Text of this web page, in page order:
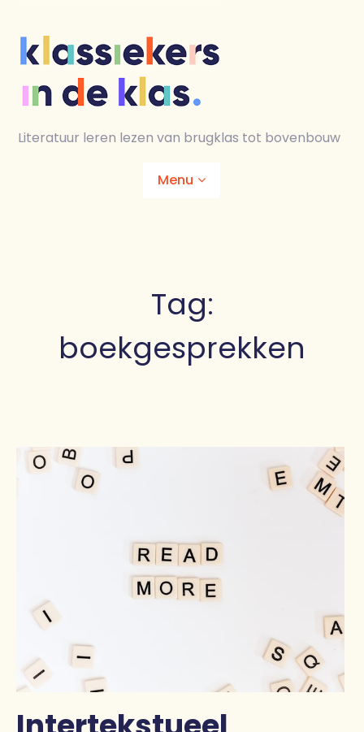
content
Literatuur leren lezen van brugklas tot bovenbouw
Menu
Tag:
boekgesprekken